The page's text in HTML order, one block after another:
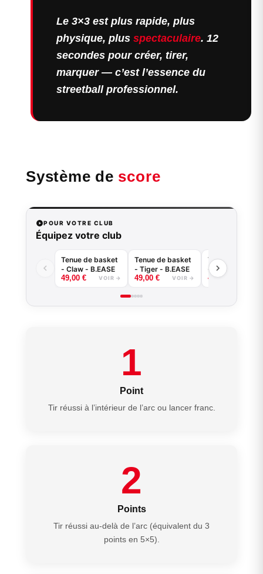
Le 3×3 est plus rapide, plus
physique, plus spectaculaire. 12
secondes pour créer, tirer,
marquer — c’est l’essence du
streetball professionnel.
Système de score
POUR VOTRE CLUB
Équipez votre club
Tenue de basket
- Claw - B.EASE
49,00 € VOIR →
Tenue de basket
- Tiger - B.EASE
49,00 € VOIR →
Tenue de
- Splash -
49,00
1
Point
Tir réussi à l’intérieur de l’arc ou lancer franc.
2
Points
Tir réussi au-delà de l’arc (équivalent du 3
points en 5×5).